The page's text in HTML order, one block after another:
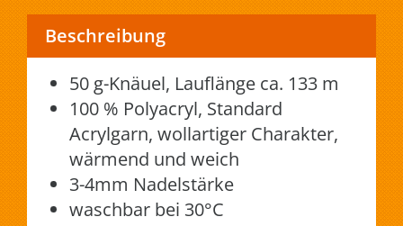
Beschreibung
50 g-Knäuel, Lauflänge ca. 133 m
100 % Polyacryl, Standard
Acrylgarn, wollartiger Charakter,
wärmend und weich
3-4mm Nadelstärke
waschbar bei 30°C